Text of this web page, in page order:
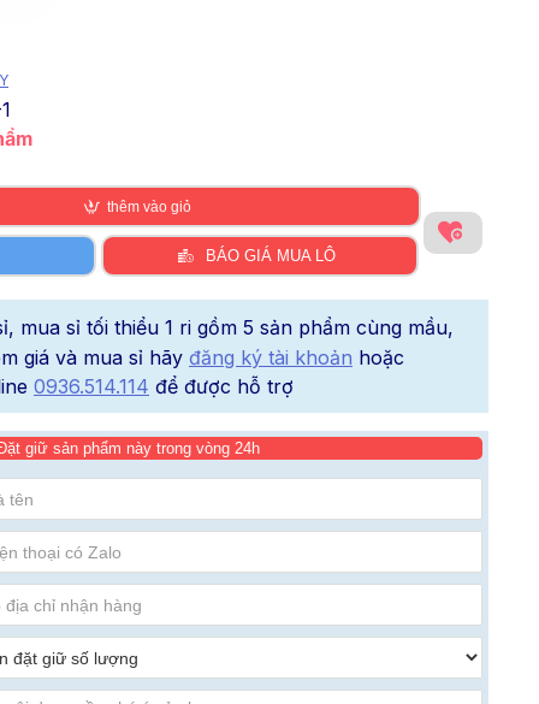
thêm vào giỏ
BÁO GIÁ MUA LÔ
mua sỉ tối thiểu 1 ri gồm 5 sản phẩm cùng mầu,
giá và mua sỉ hãy đăng ký tài khoản hoặc
0936.514.114 để được hỗ trợ
giữ sản phẩm này trong vòng 24h